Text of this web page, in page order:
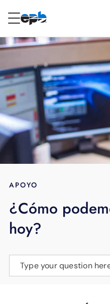
RESIDENCIAL
Internet
Energía
Televisión
BLOG
APOYO
principal
APOYO
¿Cómo
hoy?
Type your question